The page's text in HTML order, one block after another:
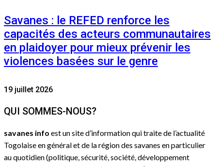
Savanes : le REFED renforce les
capacités des acteurs communautaires
en plaidoyer pour mieux prévenir les
violences basées sur le genre
19 juillet 2026
QUI SOMMES-NOUS?
savanes info est un site d’information qui traite de l’actualité
Togolaise en général et de la région des savanes en particulier
au quotidien (politique, sécurité, société, développement